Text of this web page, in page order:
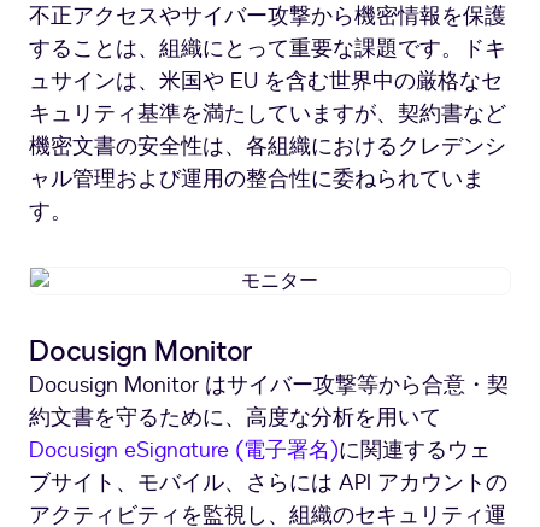
不正アクセスやサイバー攻撃から機密情報を保護
することは、組織にとって重要な課題です。ドキ
ュサインは、米国や EU を含む世界中の厳格なセ
キュリティ基準を満たしていますが、契約書など
機密文書の安全性は、各組織におけるクレデンシ
ャル管理および運用の整合性に委ねられていま
す。
モ
Docusign Monitor
Docusign Monitor はサイバー攻撃等から合意・契
約文書を守るために、高度な分析を用いて
Docusign eSignature (電子署名)に関連するウェ
ブサイト、モバイル、さらには API アカウントの
アクティビティを監視し、組織のセキュリティ運